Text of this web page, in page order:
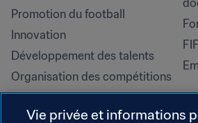
Promotion du football
Innovation
Développement des talents
Organisation des compétitions
Développement durable
Droits de l'homme et lutte contre
Vie privée et informations